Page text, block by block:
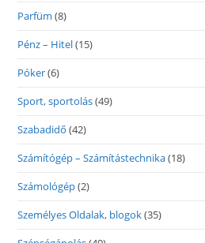
Parfüm (8)
Pénz – Hitel(15)
Póker(6)
Sport, sportolás(49)
Szabadidő (42)
Számítógép – Számítástechnika(18)
Számológép(2)
Személyes Oldalak, blogok(35)